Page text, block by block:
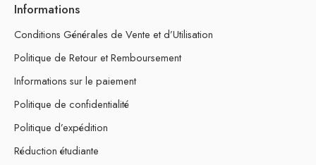
Informations
Conditions Générales de Vente et d’Utilisation
Politique de Retour et Remboursement
Informations sur le paiement
Politique de confidentialité
Politique d’expédition
Réduction étudiante